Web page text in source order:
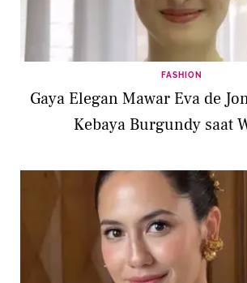
FASHION
Gaya Elegan Mawar Eva de
Kebaya Burgundy saat